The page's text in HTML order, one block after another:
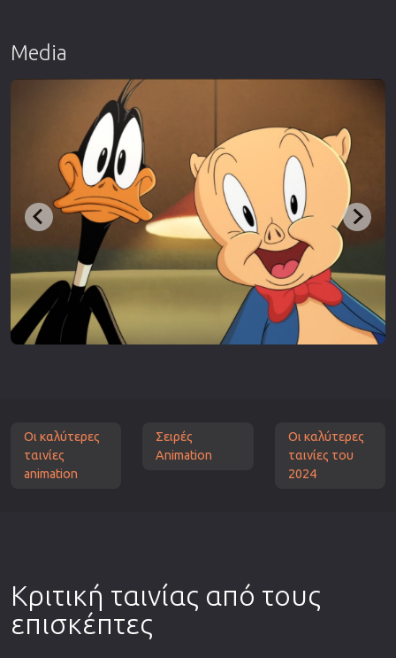
Media
Οι καλύτερες
ταινίες
animation
Σειρές
Animation
Οι καλύτερες
ταινίες του
2024
Κριτική ταινίας από τους
επισκέπτες